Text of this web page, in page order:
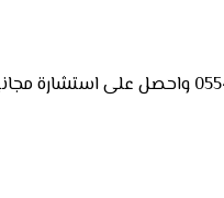
تواصل معنا على 0554883326